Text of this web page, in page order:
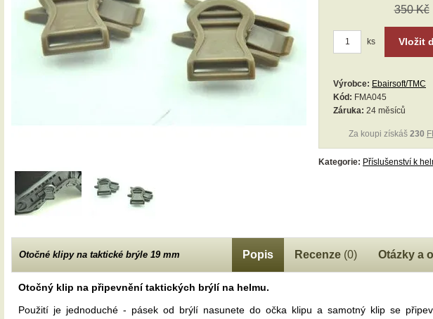
350 Kč
ks Vložit
Výrobce: Ebairsoft/TMC
Kód: FMA045
Záruka: 24 měsíců
Za koupi získáš 230
Kategorie: Příslušenství k
Otočné klipy na taktické brýle 19 mm Popis Recenze(0) Otázky a
Otočný klip na připevnění taktických brýlí na helmu.
Použití je jednoduché - pásek od brýlí nasunete do očka klipu a samotný klip se